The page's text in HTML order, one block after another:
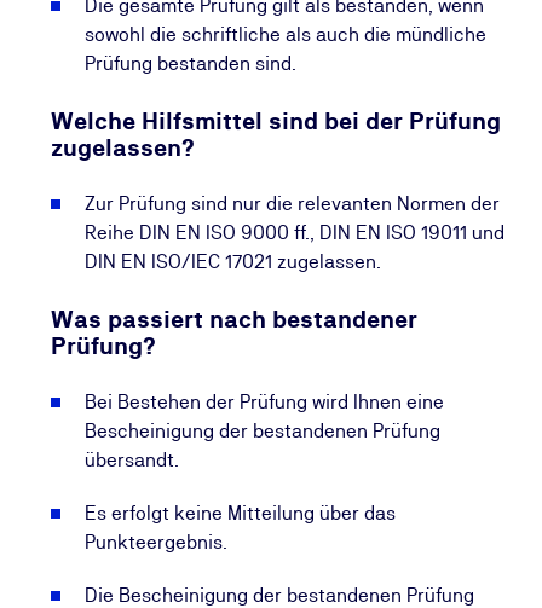
Die gesamte Prüfung gilt als bestanden, wenn
sowohl die schriftliche als auch die mündliche
Prüfung bestanden sind.
Welche Hilfsmittel sind bei der Prüfung
zugelassen?
Zur Prüfung sind nur die relevanten Normen der
Reihe DIN EN ISO 9000 ff., DIN EN ISO 19011 und
DIN EN ISO/IEC 17021 zugelassen.
Was passiert nach bestandener
Prüfung?
Bei Bestehen der Prüfung wird Ihnen eine
Bescheinigung der bestandenen Prüfung
übersandt.
Es erfolgt keine Mitteilung über das
Punkteergebnis.
Die Bescheinigung der bestandenen Prüfung